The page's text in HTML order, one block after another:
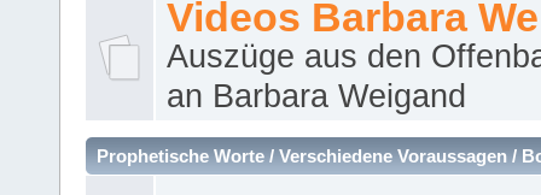
Videos Barbara
Auszüge aus den
an Barbara Weigand
Prophetische Worte / Verschiedene Voraussagen /